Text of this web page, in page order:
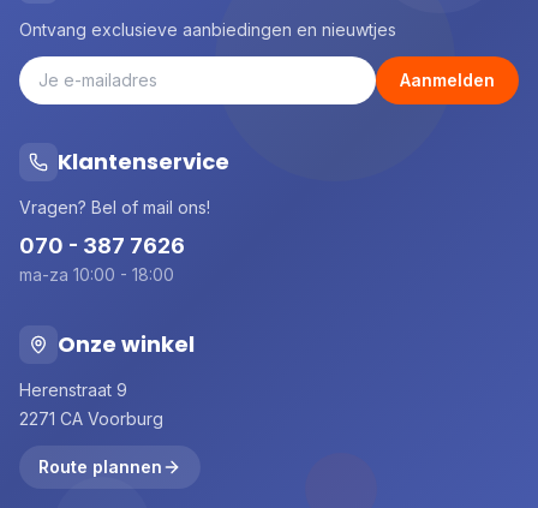
Ontvang exclusieve aanbiedingen en nieuwtjes
Aanmelden
Klantenservice
Vragen? Bel of mail ons!
070 - 387 7626
ma-za 10:00 - 18:00
Onze winkel
Herenstraat 9
2271 CA Voorburg
Route plannen